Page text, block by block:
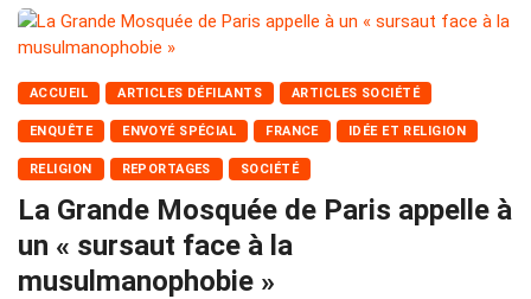
ACCUEIL ARTICLES DÉFILANTS ARTICLES SOCIÉTÉ
ENQUÊTE ENVOYÉ SPÉCIAL FRANCE IDÉE ET RELIGION
RELIGION REPORTAGES SOCIÉTÉ
La Grande Mosquée de Paris appelle à
un « sursaut face à la
musulmanophobie »